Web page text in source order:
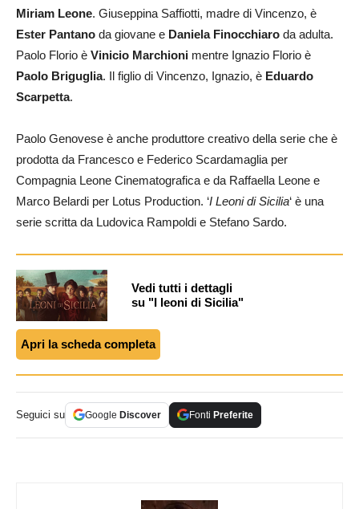
Miriam Leone. Giuseppina Saffiotti, madre di Vincenzo, è
Ester Pantano da giovane e Daniela Finocchiaro da adulta.
Paolo Florio è Vinicio Marchioni mentre Ignazio Florio è
Paolo Briguglia. Il figlio di Vincenzo, Ignazio, è Eduardo
Scarpetta.
Paolo Genovese è anche produttore creativo della serie che è
prodotta da Francesco e Federico Scardamaglia per
Compagnia Leone Cinematografica e da Raffaella Leone e
Marco Belardi per Lotus Production. ‘I Leoni di Sicilia‘ è una
serie scritta da Ludovica Rampoldi e Stefano Sardo.
Vedi tutti i dettagli
su "I leoni di Sicilia"
Apri la scheda completa
Seguici su Google Discover Fonti Preferite